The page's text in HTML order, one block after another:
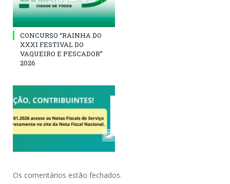
CONCURSO “RAINHA DO
XXXI FESTIVAL DO
VAQUEIRO E PESCADOR”
2026
Os comentários estão fechados.